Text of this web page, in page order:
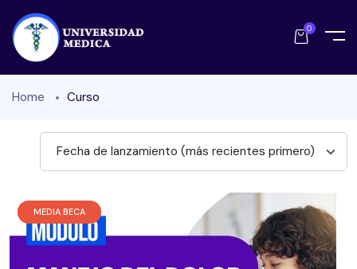
0
Home Curso
Fecha de lanzamiento (más recientes primero)
MEDIA BECA